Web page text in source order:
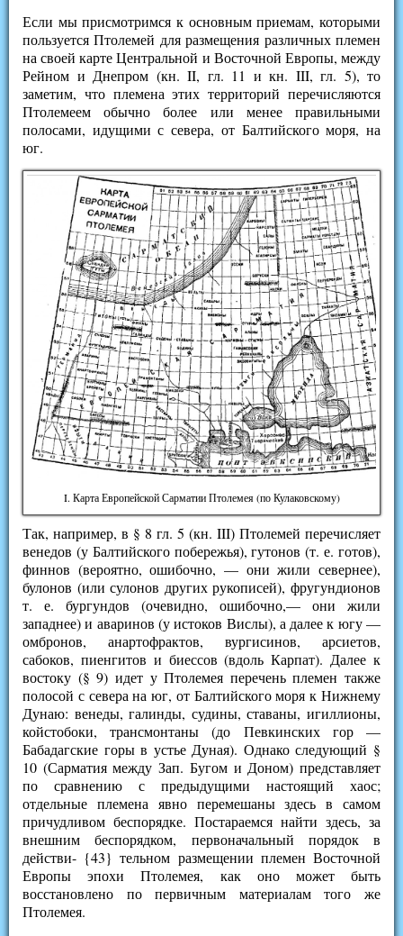
Если мы присмотримся к основным приемам, которыми
пользуется Птолемей для размещения различных племен
на своей карте Центральной и Восточной Европы, между
Рейном и Днепром (кн. II, гл. 11 и кн. III, гл. 5), то
заметим, что племена этих территорий перечисляются
Птолемеем обычно более или менее правильными
полосами, идущими с севера, от Балтийского моря, на
юг.
I. Карта Европейской Сарматии Птолемея (по Кулаковскому)
Так, например, в § 8 гл. 5 (кн. III) Птолемей перечисляет
венедов (у Балтийского побережья), гутонов (т. е. готов),
финнов (вероятно, ошибочно, — они жили севернее),
булонов (или сулонов других рукописей), фругундионов
т. е. бургундов (очевидно, ошибочно,— они жили
западнее) и аваринов (у истоков Вислы), а далее к югу —
омбронов, анартофрактов, вургисинов, арсиетов,
сабоков, пиенгитов и биессов (вдоль Карпат). Далее к
востоку (§ 9) идет у Птолемея перечень племен также
полосой с севера на юг, от Балтийского моря к Нижнему
Дунаю: венеды, галинды, судины, ставаны, игиллионы,
койстобоки, трансмонтаны (до Певкинских гор —
Бабадагские горы в устье Дуная). Однако следующий §
10 (Сарматия между Зап. Бугом и Доном) представляет
по сравнению с предыдущими настоящий хаос;
отдельные племена явно перемешаны здесь в самом
причудливом беспорядке. Постараемся найти здесь, за
внешним беспорядком, первоначальный порядок в
действи- {43} тельном размещении племен Восточной
Европы эпохи Птолемея, как оно может быть
восстановлено по первичным материалам того же
Птолемея.